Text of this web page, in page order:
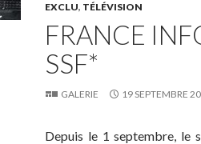
EXCLU, TÉLÉVISION
FRANCE
SSF*
GALERIE 19 SEPTEMBRE
Depuis le 1 septembre, le